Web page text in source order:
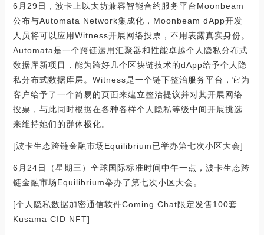
6月29日，波卡上以太坊兼容智能合约服务平台Moonbeam
公布与Automata Network集成化，Moonbeam dApp开发
人员将可以应用Witness开展网络投票，不用表露真实身份。
Automata是一个跨链运用汇聚器和性能卓越个人隐私分布式
数据库新项目，能为跨好几个区块链技术的dApp给予个人隐
私分布式数据库层。Witness是一个链下整治服务平台，它为
客户给予了一个简易的页面来建立整治提议并对其开展网络
投票，与此同时根据在各种各样个人隐私等级中间开展挑选
来维持她们的群体极化。
[波卡生态跨链金融市场Equilibrium已举办第七次小区大会]
6月24日（星期三）全球国际标准时间中午一点，波卡生态跨
链金融市场Equilibrium举办了第七次小区大会。
[个人隐私数据加密通信软件Coming Chat限定发售100套
Kusama CID NFT]